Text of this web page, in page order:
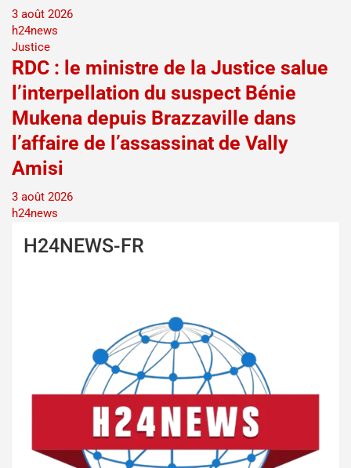
3 août 2026
h24news
Justice
RDC : le ministre de la Justice salue
l’interpellation du suspect Bénie
Mukena depuis Brazzaville dans
l’affaire de l’assassinat de Vally
Amisi
3 août 2026
h24news
H24NEWS-FR